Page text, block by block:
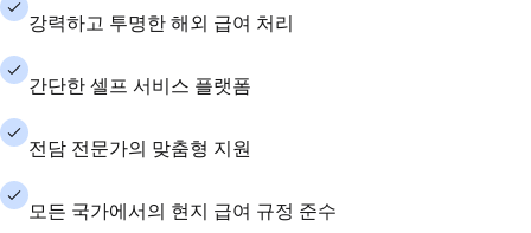
강력하고 투명한 해외 급여 처리
간단한 셀프 서비스 플랫폼
전담 전문가의 맞춤형 지원
모든 국가에서의 현지 급여 규정 준수